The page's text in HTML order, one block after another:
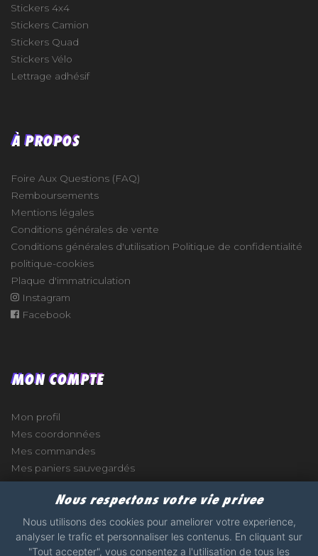
Stickers 4x4
Stickers Camion
Stickers Quad
Stickers Vélo
Lettrage adhésif
À PROPOS
Foire Aux Questions (FAQ)
Remboursements
Mentions légales
Conditions générales de vente
Conditions générales d'utilisation Politique de confidentialité
politique-cookies
Plaque d'immatriculation
Instagram
Facebook
MON COMPTE
Mon profil
Mes coordonnées
Mes commandes
Mes paniers sauvegardés
Nous respectons votre vie privee
Nous utilisons des cookies pour ameliorer votre experience,
analyser le trafic et personnaliser les contenus. En cliquant sur
"Tout accepter", vous consentez a l'utilisation de tous les